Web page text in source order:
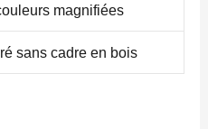
magnifiées
sans cadre en bois